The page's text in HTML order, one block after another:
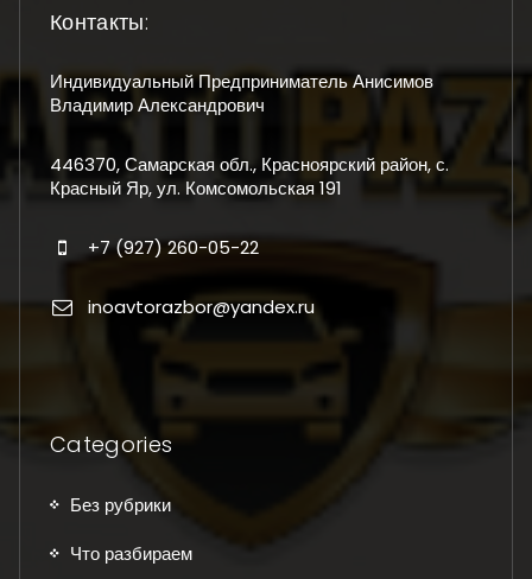
Контакты:
Индивидуальный Предприниматель Анисимов
Владимир Александрович
446370, Самарская обл., Красноярский район, с.
Красный Яр, ул. Комсомольская 191
+7 (927) 260-05-22
inoavtorazbor@yandex.ru
Categories
Без рубрики
Что разбираем